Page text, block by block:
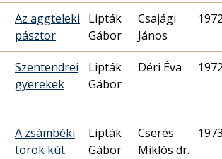
Az aggteleki
pásztor
Lipták
Gábor
Csajági
János
Szentendrei
gyerekek
Lipták
Gábor
Déri Éva
A zsámbéki
török kút
Lipták
Gábor
Cserés
Miklós dr.